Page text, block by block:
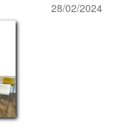
28/02/2024